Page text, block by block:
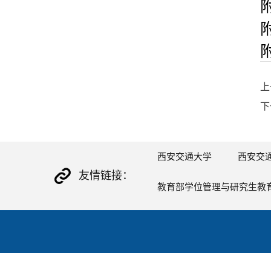
友情链接：
西安交通大学 西安交
教育部学位管理与研究生教